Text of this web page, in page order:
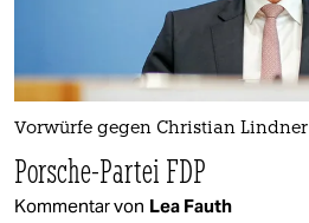
Vorwürfe gegen Christian Lindner
Porsche-Partei FDP
Kommentar von Lea Fauth